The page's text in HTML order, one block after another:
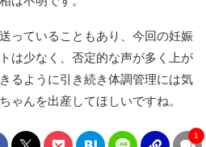
っていることもあり、今回の妊娠
は少なく、否定的な声が多く上が
るように引き続き体調管理には気
ゃんを出産してほしいですね。
1